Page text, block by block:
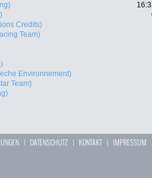
Credits)
Team)
Environnement)
Team)
| DATENSCHUTZ | KONTAKT| IMPRESSUM